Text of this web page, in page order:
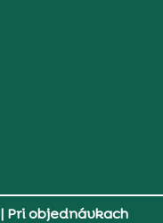
| Pri objednávkach